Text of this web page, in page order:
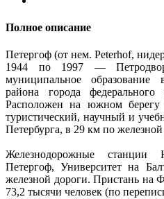
Полное описание
Петергоф (от нем. Peterhof,
1944 по 1997 —
муниципальное образование
района города федерального
Расположен на южном
туристический, научный и
Петербурга, в 29 км по железной
Железнодорожные
Петергоф, Университет на
железной дороги. Пристань на
73,2 тысячи человек (по